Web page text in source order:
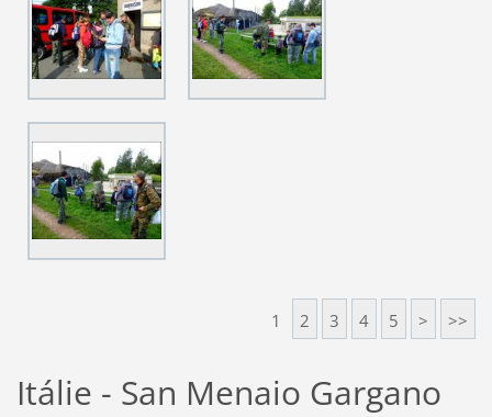
1 2 3 4 5 > >>
Itálie - San Menaio Gargano